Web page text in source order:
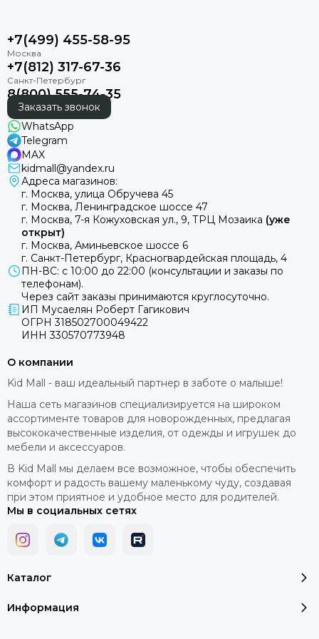
+7(499) 455-58-95
+7(812) 317-67-36
8(800) 555-74-35
Заказать звонок
WhatsApp
Telegram
MAX
kidmall@yandex.ru
Адреса магазинов:
г. Москва, улица Обручева 45
г. Москва, Ленинградское шоссе 47
г. Москва, 7-я Кожуховская ул., 9, ТРЦ Мозаика (уже
открыт)
г. Москва, Аминьевское шоссе 6
г. Санкт-Петербург, Красногвардейская площадь, 4
ПН-ВС: с 10:00 до 22:00 (консультации и заказы по
телефонам).
Через сайт заказы принимаются круглосуточно.
ИП Мусаелян Роберт Гагикович
ОГРН 318502700049422
ИНН 330570773948
Каталог
Информация
О компании
Kid Mall - ваш идеальный партнер в заботе о малыше!
Наша сеть магазинов специализируется на широком
ассортименте товаров для новорожденных, предлагая
высококачественные изделия, от одежды и игрушек до
мебели и аксессуаров.
В Kid Mall мы делаем все возможное, чтобы обеспечить
комфорт и радость вашему маленькому чуду, создавая
при этом приятное и удобное место для родителей.
Мы в социальных сетях